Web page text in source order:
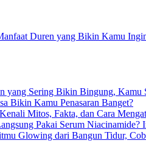
Duren yang Bikin Kamu
yang Sering Bikin Bingung, Kamu
Bikin Kamu Penasaran Banget?
Mitos, Fakta, dan Cara
Pakai Serum
Glowing dari Bangun Tidur,